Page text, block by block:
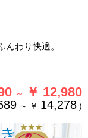
わり快適。
～ ￥ 12,980
～ ￥ 14,278 )